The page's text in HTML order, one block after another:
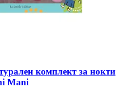
комплект за нокти
Mani